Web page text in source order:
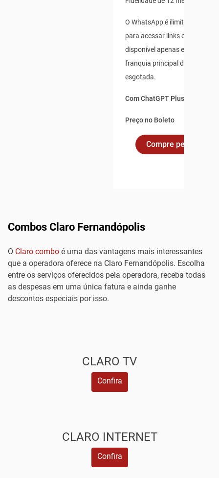
O WhatsApp é ilimitado para
para acessar links externos, e
disponível apenas enquanto
franquia principal de dados
esgotada.
Com ChatGPT Plus incluso
Preço no Boleto
Compre pelo
Combos Claro Fernandópolis
O Claro combo é uma das vantagens mais interessantes
que a operadora oferece na Claro Fernandópolis. Escolha
entre os serviços oferecidos pela operadora, receba todas
as despesas em uma única fatura e ainda ganhe
descontos especiais por isso.
CLARO TV
Confira
CLARO INTERNET
Confira